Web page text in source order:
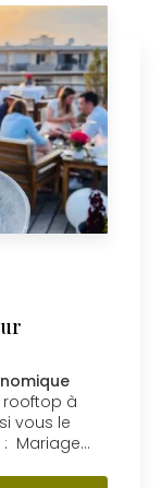
rooftop à
vous le
: Mariage…